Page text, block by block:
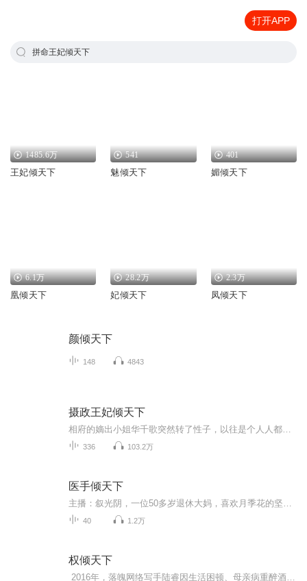
打开APP
拼命王妃倾天下
1485.6万
王妃倾天下
541
魅倾天下
401
媚倾天下
6.1万
凰倾天下
28.2万
妃倾天下
2.3万
凤倾天下
颜倾天下
148 4843
摄政王妃倾天下
336 103.2万
医手倾天下
40 1.2万
权倾天下